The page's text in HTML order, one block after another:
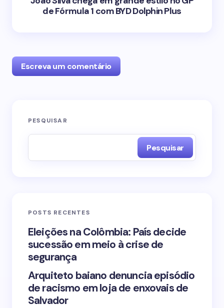
de Fórmula 1 com BYD Dolphin Plus
Escreva um comentário
O seu endereço de e-mail não será publicado.
Your Comment *
Save my name and email in this browser for the
PESQUISAR
Pesquisar
POSTS RECENTES
Eleições na Colômbia: País decide
sucessão em meio à crise de
segurança
Arquiteto baiano denuncia episódio
de racismo em loja de enxovais de
Salvador